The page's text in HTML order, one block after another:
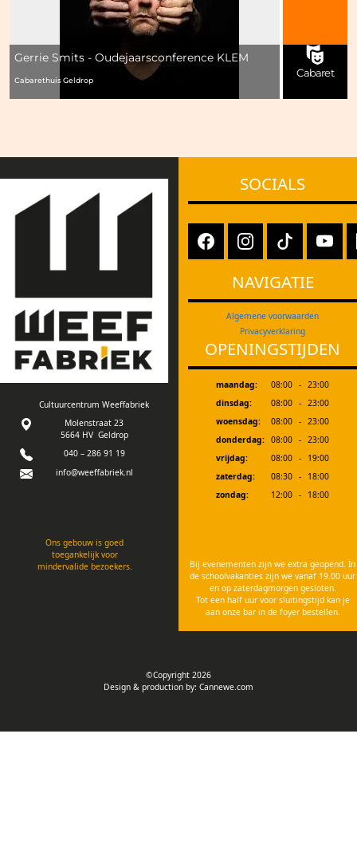
Gerrie Smits - Oudejaarsconference KLEM
Cabarethuis Geldrop
Cabaret
Cultuurcentrum Weeffabriek
Molenstraat 23
5664 HV Geldrop
040 – 286 91 19
info@weeffabriek.nl
Ons gebouw is goed
toegankelijk voor
mindervalide bezoekers.
SOCIALS
NAVIGATIE
Algemene voorwaarden
Privacyverklaring
OPENINGSTIJDEN
maandag: 08:00 - 23:00
dinsdag:
08:00 - 23:00
woensdag:
08:00 - 23:00
donderdag: 08:00 - 23:00
vrijdag:
08:00 -
19:00
zaterdag:
08:30 -
18:00
zondag:
12:00 - 18:00
Bij evenementen zijn we extra geopend. In
de schoolvakanties zijn we vanaf 19.00 uur
en op zaterdagmorgen gesloten.
Tot een half uur voor sluitingstijd kan je
aan onze bar in de foyer bestellen.
©Copyright 2026
Design & production by: Cannewe.com